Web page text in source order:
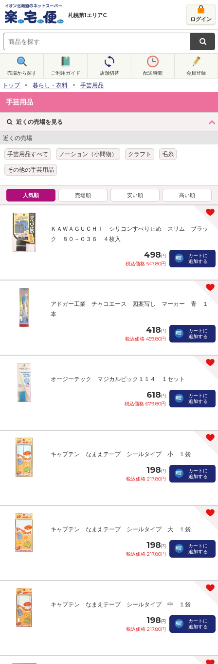
札幌第1エリアC
ログイン
売場から探す ご利用ガイド 店舗切替 配送時間 会員登録
トップ 暮らし・衣料 手芸用品
手芸用品
近くの売場を見る
近くの売場
手芸用品すべて ノーション（小間物） クラフト 毛糸
その他の手芸用品
人気順 売場順 安い順 高い順
ＫＡＷＡＧＵＣＨＩ シリコンすべり止め スリム ブラッ
ク ８０－０３６ ４枚入
498円
税込価格 547.80円
カートに
追加する
アドガー工業 チャコエース 図案写し マーカー 青 １
本
418円
税込価格 459.80円
カートに
追加する
オージーテック マジカルピック１１４ １セット
618円
税込価格 679.80円
カートに
追加する
キャプテン なまえテープ シールタイプ 小 １袋
198円
税込価格 217.80円
カートに
追加する
キャプテン なまえテープ シールタイプ 大 １袋
198円
税込価格 217.80円
カートに
追加する
キャプテン なまえテープ シールタイプ 中 １袋
198円
税込価格 217.80円
カートに
追加する